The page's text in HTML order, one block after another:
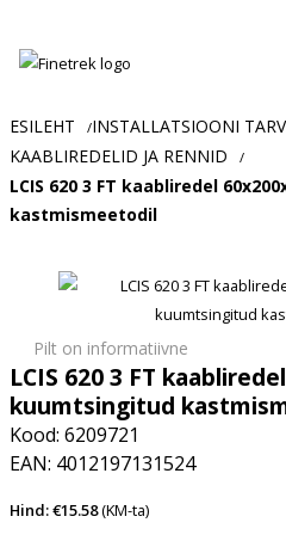
Usaldusväärne
ja
pood
ESILEHT /INSTALLATSIOONI
KAABLIREDELID JA RENNID /
LCIS 620 3 FT kaabliredel
kastmismeetodil
Pilt on informatiivne
LCIS 620 3 FT
kuumtsingitud
Kood: 6209721
EAN: 4012197131524
Hind: €15.58(KM-ta)